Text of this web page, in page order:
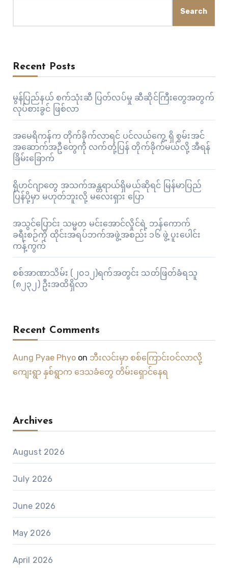
Search
Recent Posts
မွန်ပြည်နယ် စက်သုံးဆီ ပြတ်လပ်မှု ဆီဆိုင်ကြီးတွေအတွက်
လုပ်စားခွင် ဖြစ်လာ
အမေရိကန်က တိုက်ခိုက်လာရင် ပင်လယ်ကွေ့ ရှိ စွမ်းအင်
အဆောက်အဦတွေကို လက်တုံ့ပြန် တိုက်ခိုက်မယ်လို့ အီရန်
ခြိမ်းခြောက်
ရိုဟင်ဂျာတွေ အသက်အန္တရာယ်ရှိမယ်ဆိုရင် မြန်မာပြည်
ပြန်ပို့မှာ မဟုတ်ဘူးလို့ မလေးရှား ပြော
အသွင်ပြောင်း သမ္မတ မင်းအောင်လှိုင်ရဲ့ ဘန်ကောက်
ခရီးစဉ်ကို ထိုင်းအရပ်ဘက်အဖွဲ့အစည်း ၁၆ ဖွဲ့ ပူးပေါင်း
ကန့်ကွက်
စစ်အာဏာသိမ်း (၂၀၁၂)ရက်အတွင်း သတ်ဖြတ်ခံရသူ
(၈၂၃၂) ဦးအထိရှိလာ
Recent Comments
Aung Pyae Phyoon ဘီးလင်းမှာ စစ်ကြောင်းဝင်လာလို့
ကျေးရွာ နှစ်ရွာက ဒေသခံတွေ တိမ်းရှောင်နေရ
Archives
August 2026
July 2026
June 2026
May 2026
April 2026